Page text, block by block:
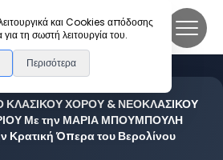
και Cookies απόδοσης
τη σωστή λειτουργία του.
Περισότερα
ΚΛΑΣΙΚΟΥ ΧΟΡΟΥ & ΝΕΟΚΛΑΣΙΚΟΥ
Με την ΜΑΡΙΑ ΜΠΟΥΜΠΟΥΛΗ
Κρατική Όπερα του Βερολίνου